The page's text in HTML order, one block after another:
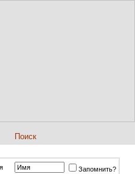
Поиск
Запомнить?